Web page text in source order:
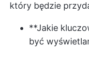
który będzie
**Jakie
być